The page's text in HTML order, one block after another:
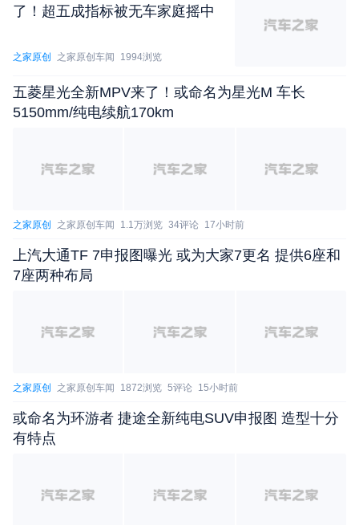
了！超五成指标被无车家庭摇中
之家原创 之家原创车闻 1994浏览
五菱星光全新MPV来了！或命名为星光M 车长
5150mm/纯电续航170km
之家原创 之家原创车闻 1.1万浏览 34评论 17小时前
上汽大通TF 7申报图曝光 或为大家7更名 提供6座和
7座两种布局
之家原创 之家原创车闻 1872浏览 5评论 15小时前
或命名为环游者 捷途全新纯电SUV申报图 造型十分
有特点